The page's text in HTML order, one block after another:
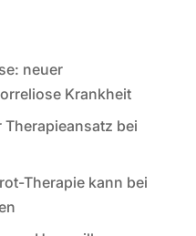
neuer
Krankheit
bei
Therapie kann bei